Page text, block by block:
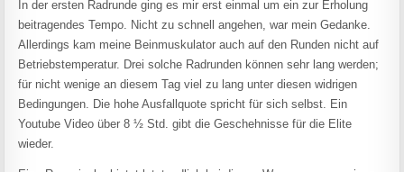
In der ersten Radrunde ging es mir erst einmal um ein zur Erholung
beitragendes Tempo. Nicht zu schnell angehen, war mein Gedanke.
Allerdings kam meine Beinmuskulator auch auf den Runden nicht auf
Betriebstemperatur. Drei solche Radrunden können sehr lang werden;
für nicht wenige an diesem Tag viel zu lang unter diesen widrigen
Bedingungen. Die hohe Ausfallquote spricht für sich selbst. Ein
Youtube Video über 8 ½ Std. gibt die Geschehnisse für die Elite
wieder.